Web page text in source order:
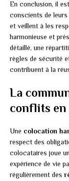
En conclusion, il
conscients de leurs
et veillent à les
harmonieuse et
détaillé, une
règles de sécurité
contribuent à la
La
conflits en
Une colocation
respect des
colocataires joue
expérience de vie
régulièrement des